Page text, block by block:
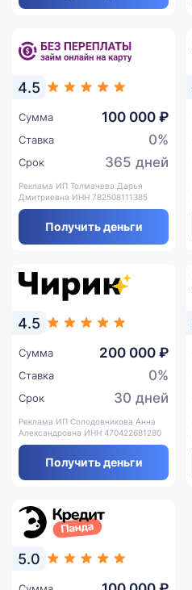
4.5
Сумма 100 000 ₽
Ставка 0%
Срок 365 дней
Реклама ИП Толмачева Дарья
Дмитриевна ИНН 782508111385
Получить деньги
4.5
Сумма 200 000 ₽
Ставка 0%
Срок 30 дней
Реклама ИП Солодовникова Анна
Александровна ИНН 470422681280
Получить деньги
5.0